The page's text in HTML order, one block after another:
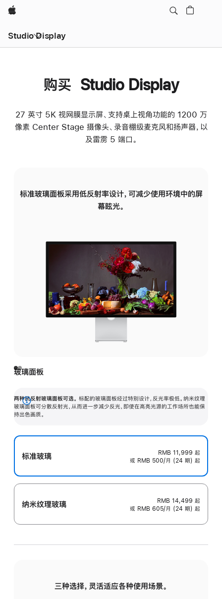
Apple
Studio Display
购买 Studio Display
27 英寸 5K 视网膜显示屏、支持桌上视角功能的 1200 万
像素 Center Stage 摄像头、录音棚级麦克风和扬声器，以
及雷雳 5 端口。
标准玻璃面板采用低反射率设计，可减少使用环境中的屏
幕眩光。
玻璃面板
两种抗反射玻璃面板可选。 标配的玻璃面板经过特别设计，反光率极低。纳米纹理
玻璃面板可分散反射光，从而进一步减少反光，即使在高亮光源的工作场所也能保
持出色画质。
展
开
标准玻璃 RMB 11,999 起
或 RMB 500/月 (24 期) 起
纳米纹理玻璃 RMB 14,499 起
或 RMB 605/月 (24 期) 起
三种选择，灵活适应各种使用场景。